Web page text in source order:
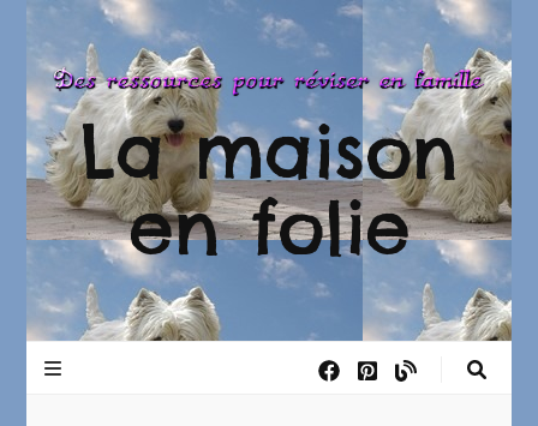
La maison
en folie